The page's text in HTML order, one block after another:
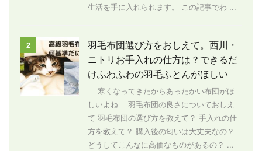
生活を手に入れられます。 この記事でわ ...
2
羽毛布団選び方をおしえて。西川・
ニトリお手入れの仕方は？できるだ
けふわふわの羽毛ふとんがほしい
寒くなってきたからあったかい布団がほ
しいよね 羽毛布団の良さについておしえ
て 羽毛布団の選び方を教えて？ 手入れの仕
方を教えて？ 購入後の匂いは大丈夫なの？
どうしてこんなに高価なものがあるの？ ...